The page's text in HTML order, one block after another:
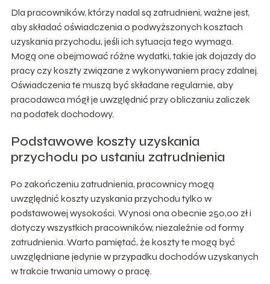
Dla pracowników, którzy nadal są zatrudnieni, ważne jest,
aby składać oświadczenia o podwyższonych kosztach
uzyskania przychodu, jeśli ich sytuacja tego wymaga.
Mogą one obejmować różne wydatki, takie jak dojazdy do
pracy czy koszty związane z wykonywaniem pracy zdalnej.
Oświadczenia te muszą być składane regularnie, aby
pracodawca mógł je uwzględnić przy obliczaniu zaliczek
na podatek dochodowy.
Podstawowe koszty uzyskania
przychodu po ustaniu zatrudnienia
Po zakończeniu zatrudnienia, pracownicy mogą
uwzględnić koszty uzyskania przychodu tylko w
podstawowej wysokości. Wynosi ona obecnie 250,00 zł i
dotyczy wszystkich pracowników, niezależnie od formy
zatrudnienia. Warto pamiętać, że koszty te mogą być
uwzględniane jedynie w przypadku dochodów uzyskanych
w trakcie trwania umowy o pracę.